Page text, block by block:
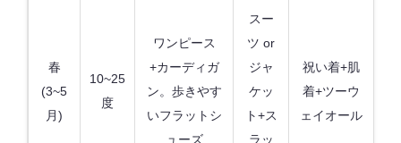
春
(3~5
月)
10~25
度
ワンピース
+カーディガ
ン。歩きやす
いフラットシ
ューズ
スー
ツ or
ジャ
ケッ
ト+ス
ラッ
祝い着+肌
着+ツーウ
ェイオール